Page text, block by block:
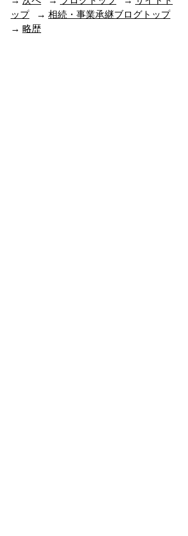
ップ
   →
相続・事業承継ブログトップ
→ 略歴